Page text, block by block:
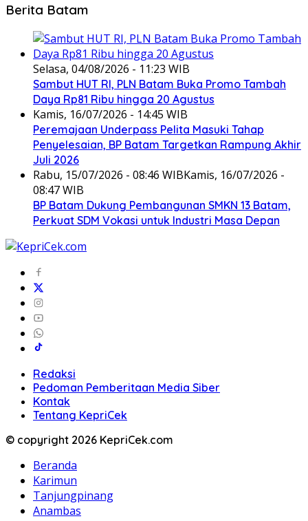
Berita Batam
Selasa, 04/08/2026 - 11:23 WIB
Sambut HUT RI, PLN Batam Buka Promo Tambah
Daya Rp81 Ribu hingga 20 Agustus
Kamis, 16/07/2026 - 14:45 WIB
Peremajaan Underpass Pelita Masuki Tahap
Penyelesaian, BP Batam Targetkan Rampung Akhir
Juli 2026
Rabu, 15/07/2026 - 08:46 WIBKamis, 16/07/2026 -
08:47 WIB
BP Batam Dukung Pembangunan SMKN 13 Batam,
Perkuat SDM Vokasi untuk Industri Masa Depan
Redaksi
Pedoman Pemberitaan Media Siber
Kontak
Tentang KepriCek
© copyright 2026 KepriCek.com
Beranda
Karimun
Tanjungpinang
Anambas